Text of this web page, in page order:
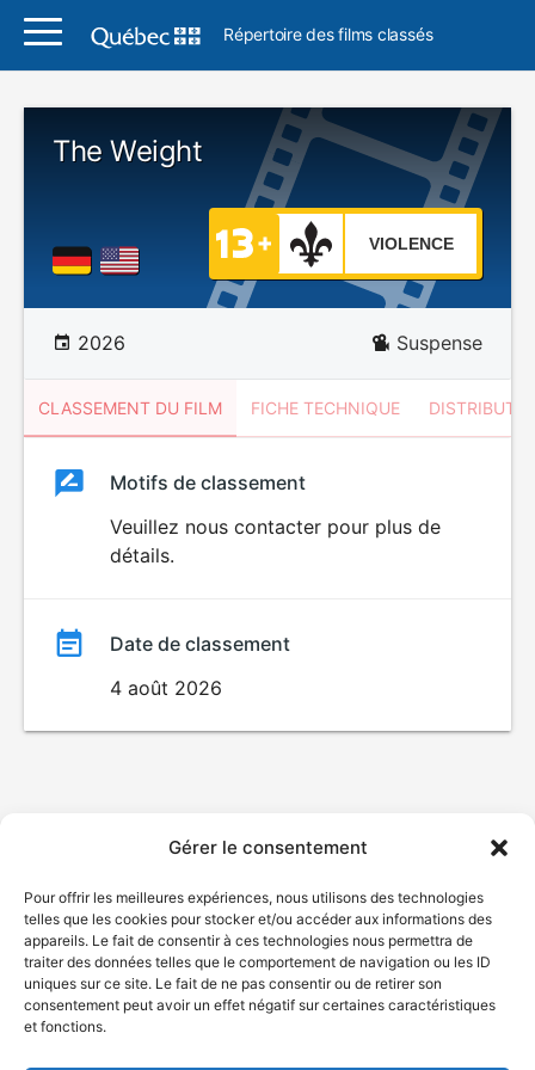
Gérer le consentement
Pour offrir les meilleures expériences, nous utilisons des technologies
telles que les cookies pour stocker et/ou accéder aux informations des
appareils. Le fait de consentir à ces technologies nous permettra de
traiter des données telles que le comportement de navigation ou les ID
uniques sur ce site. Le fait de ne pas consentir ou de retirer son
consentement peut avoir un effet négatif sur certaines caractéristiques
et fonctions.
Répertoire des films classés
The Weight
VIOLENCE
2026 Suspense
CLASSEMENT DU FILM FICHE TECHNIQUE
ClassementClassement
Motifs de classement
Veuillez nous contacter pour plus de
détails.
Date de classement
4 août 2026